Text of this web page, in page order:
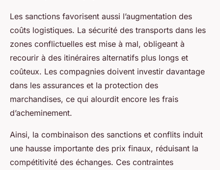
Les sanctions favorisent aussi l’augmentation des
coûts logistiques. La sécurité des transports dans les
zones conflictuelles est mise à mal, obligeant à
recourir à des itinéraires alternatifs plus longs et
coûteux. Les compagnies doivent investir davantage
dans les assurances et la protection des
marchandises, ce qui alourdit encore les frais
d’acheminement.
Ainsi, la combinaison des sanctions et conflits induit
une hausse importante des prix finaux, réduisant la
compétitivité des échanges. Ces contraintes